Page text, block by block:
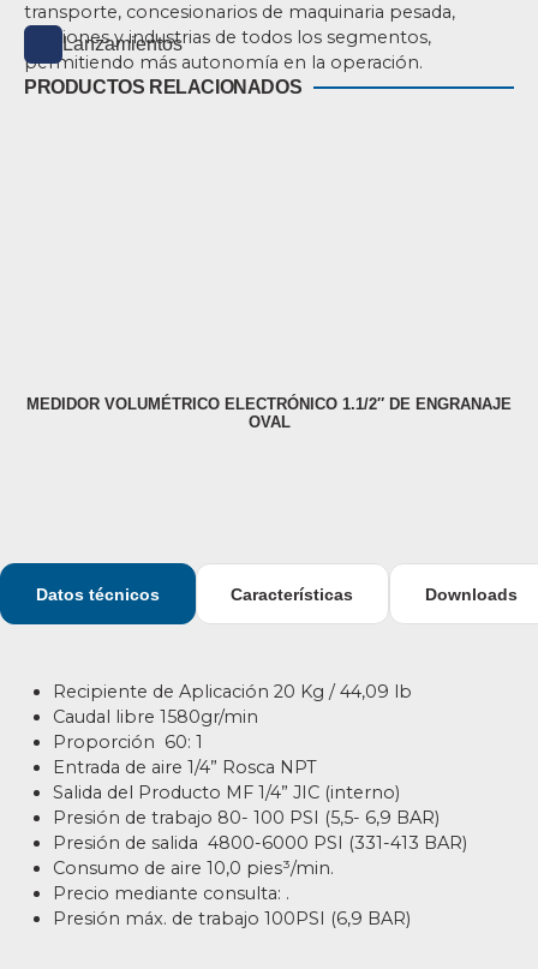
transporte, concesionarios de maquinaria pesada,
camiones y industrias de todos los segmentos,
permitiendo más autonomía en la operación.
Lanzamientos
PRODUCTOS RELACIONADOS
MEDIDOR VOLUMÉTRICO ELECTRÓNICO 1.1/2″ DE ENGRANAJE
OVAL
Datos técnicos Características Downloads
Recipiente de Aplicación 20 Kg / 44,09 lb
Caudal libre 1580gr/min
Proporción 60: 1
Entrada de aire 1/4” Rosca NPT
Salida del Producto MF 1/4” JIC (interno)
Presión de trabajo 80- 100 PSI (5,5- 6,9 BAR)
Presión de salida 4800-6000 PSI (331-413 BAR)
Consumo de aire 10,0 pies³/min.
Precio mediante consulta: .
Presión máx. de trabajo 100PSI (6,9 BAR)